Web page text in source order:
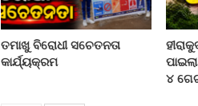
ତମାଖୁ ବିରୋଧୀ ସଚେତନତା
କାର୍ଯ୍ୟକ୍ରମ
୪